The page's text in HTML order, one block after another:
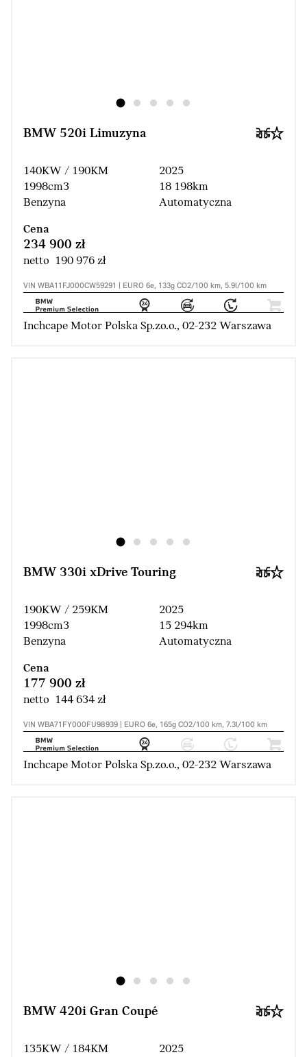
BMW 520i Limuzyna
140KW / 190KM
1998cm3
Benzyna
2025
18 198km
Automatyczna
Cena
234 900 zł
netto 190 976 zł
VIN WBA11FJ000CW59291 | EURO 6e, 133g CO2/100 km, 5.9l/100 km
Inchcape Motor Polska Sp.zo.o., 02-232 Warszawa
BMW 330i xDrive Touring
190KW / 259KM
1998cm3
Benzyna
2025
15 294km
Automatyczna
Cena
177 900 zł
netto 144 634 zł
VIN WBA71FY000FU98939 | EURO 6e, 165g CO2/100 km, 7.3l/100 km
Inchcape Motor Polska Sp.zo.o., 02-232 Warszawa
BMW 420i Gran Coupé
135KW / 184KM
2025